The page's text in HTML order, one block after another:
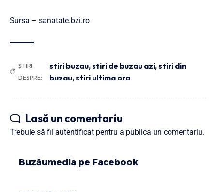
Sursa – sanatate.bzi.ro
ȘTIRI
DESPRE:
stiri buzau,stiri de buzau azi,stiri din
buzau,stiri ultima ora
Lasă un comentariu
Trebuie să fii autentificat pentru a publica un comentariu.
Buzăumedia pe Facebook